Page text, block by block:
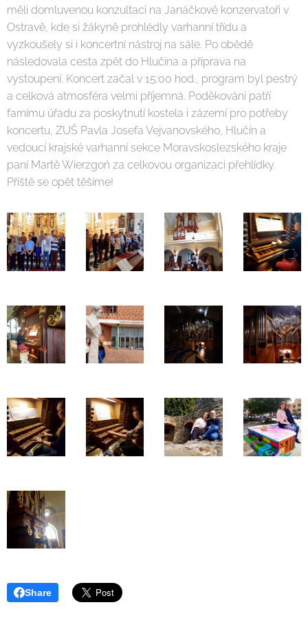
měli domluvenou konzultaci na Janáčkově konzervatoři v
Ostravě, kde si žákyně prohlédly varhanní třídu a
vyzkoušely si i koncertní nástroj na sále. Po obědě
následovala cesta zpět do Hlučína a příprava na
vystoupení. Koncert začal v 15:00 hod., program byl pestrý
a celková atmosféra velmi příjemná. Poděkování patří
farnímu úřadu za poskytnutí kostela i zázemí pro potřeby
koncertu, ZUŠ Pavla Josefa Vejvanovského, Hlučín a
vedoucí krajské varhanní sekce Moravskoslezského kraje
paní Martě Wierzgoń za celkovou organizaci přehlídky.
Příště se opět těšíme!
Share